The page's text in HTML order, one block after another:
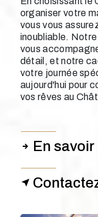
organiser votre
vous vous
inoubliable.
vous
détail, et notre
votre journée
aujourd'hui pour
vos rêves au
En savoir